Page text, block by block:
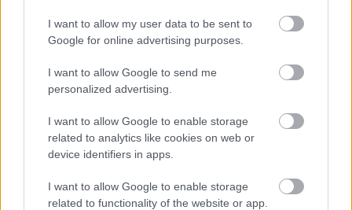
I want to allow my user data to be sent to
Google for online advertising purposes.
I want to allow Google to send me
personalized advertising.
I want to allow Google to enable storage
related to analytics like cookies on web or
device identifiers in apps.
I want to allow Google to enable storage
related to functionality of the website or app.
HÍRLEVÉL
E-mail cím
adatvédelmi
szabályzatot!